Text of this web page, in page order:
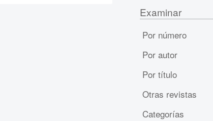
Examinar
Por número
Por autor
Por título
Otras revistas
Categorías